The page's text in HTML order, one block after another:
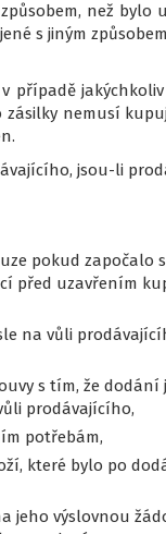
než bylo
s jiným
případě
nemusí
jsou-li
pokud započalo
před uzavřením
na vůli
s tím, že dodání
prodávajícího,
potřebám,
které bylo po
jeho výslovnou